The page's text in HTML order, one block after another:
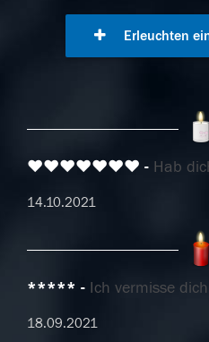
Erleuchten
♥️♥️♥️♥️♥️♥️♥️ Hab
14.10.2021
***** Ich vermisse
18.09.2021